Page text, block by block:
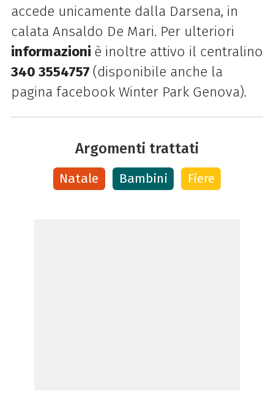
accede unicamente dalla Darsena, in
calata Ansaldo De Mari. Per ulteriori
informazioni è inoltre attivo il centralino
340 3554757 (disponibile anche la
pagina facebook Winter Park Genova).
Argomenti trattati
Natale Bambini Fiere